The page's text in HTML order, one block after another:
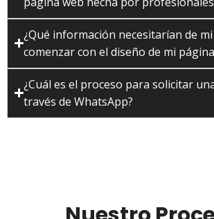
¿Qué información necesitarían de
comenzar con el diseño de mi
¿Cuál es el proceso para solicitar
través de WhatsApp?